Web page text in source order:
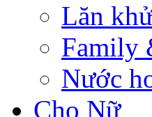
Lăn
Family
Nước
Cho Nữ